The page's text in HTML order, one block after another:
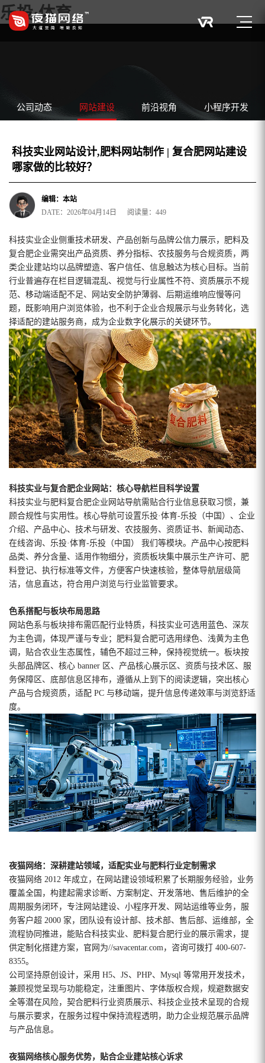
乐投·体育
公司动态 网站建设 前沿视角 小程序开发
科技实业网站设计,肥料网站制作 | 复合肥网站建设
哪家做的比较好？
编辑：本站
DATE：2026年04月14日 阅读量：449
科技实业企业侧重技术研发、产品创新与品牌公信力展示，肥料及
复合肥企业需突出产品资质、养分指标、农技服务与合规资质，两
类企业建站均以品牌塑造、客户信任、信息触达为核心目标。当前
行业普遍存在栏目逻辑混乱、视觉与行业属性不符、资质展示不规
范、移动端适配不足、网站安全防护薄弱、后期运维响应慢等问
题，既影响用户浏览体验，也不利于企业合规展示与业务转化，选
择适配的建站服务商，成为企业数字化展示的关键环节。
科技实业与复合肥企业网站：核心导航栏目科学设置
科技实业与肥料复合肥企业网站导航需贴合行业信息获取习惯，兼
顾合规性与实用性。核心导航可设置乐投·体育-乐投（中国）、企业
介绍、产品中心、技术与研发、农技服务、资质证书、新闻动态、
在线咨询、乐投·体育-乐投（中国） 我们等模块。产品中心按肥料
品类、养分含量、适用作物细分，资质板块集中展示生产许可、肥
料登记、执行标准等文件，方便客户快速核验，整体导航层级简
洁，信息直达，符合用户浏览与行业监管要求。
色系搭配与板块布局思路
网站色系与板块排布需匹配行业特质，科技实业可选用蓝色、深灰
为主色调，体现严谨与专业；肥料复合肥可选用绿色、浅黄为主色
调，贴合农业生态属性，辅色不超过三种，保持视觉统一。板块按
头部品牌区、核心 banner 区、产品核心展示区、资质与技术区、服
务保障区、底部信息区排布，遵循从上到下的阅读逻辑，突出核心
产品与合规资质，适配 PC 与移动端，提升信息传递效率与浏览舒适
度。
夜猫网络：深耕建站领域，适配实业与肥料行业定制需求
夜猫网络 2012 年成立，在网站建设领域积累了长期服务经验，业务
覆盖全国，构建起需求诊断、方案制定、开发落地、售后维护的全
周期服务闭环，专注网站建设、小程序开发、网站运维等业务，服
务客户超 2000 家，团队设有设计部、技术部、售后部、运维部，全
流程协同推进，能贴合科技实业、肥料复合肥行业的展示需求，提
供定制化搭建方案，官网为//savacentar.com，咨询可拨打 400-607-
8355。
公司坚持原创设计，采用 H5、JS、PHP、Mysql 等常用开发技术，
兼顾视觉呈现与功能稳定，注重图片、字体版权合规，规避数据安
全等潜在风险，契合肥料行业资质展示、科技企业技术呈现的合规
与展示要求，在服务过程中保持流程透明，助力企业规范展示品牌
与产品信息。
夜猫网络核心服务优势，贴合企业建站核心诉求